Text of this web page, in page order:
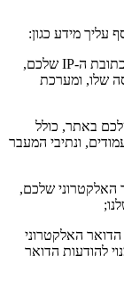
1.3.1. מידע על המחשב שלכם, כולל כתובת ה-IP שלכם,
שלו, ומערכת
שלכם באתר, כולל
ונתיבי המעבר
האלקטרוני שלכם,
הדואר האלקטרוני
להודעות הדואר